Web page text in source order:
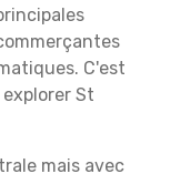
C'est
St
mais avec